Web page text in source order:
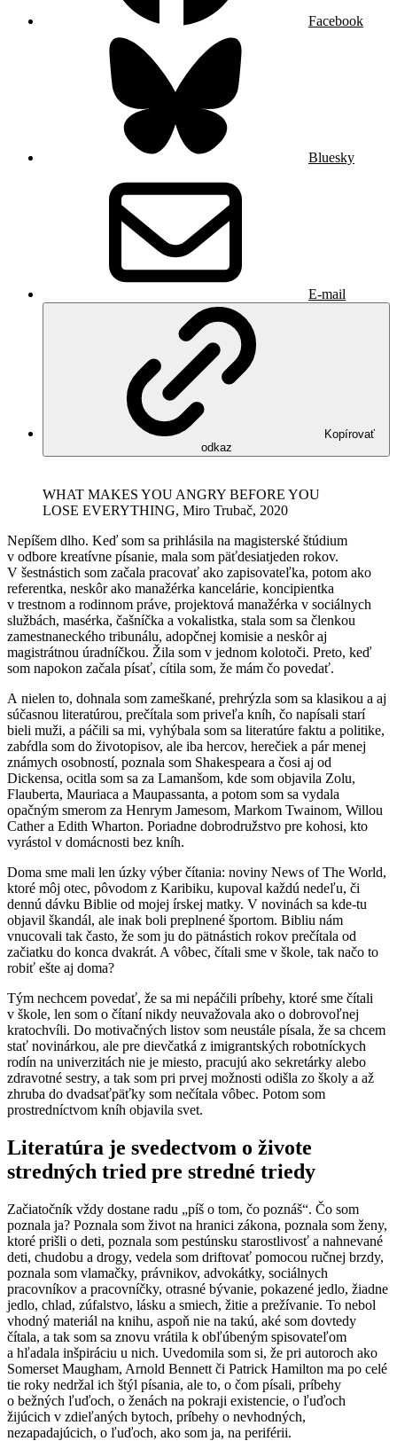
Facebook
Bluesky
E-mail
Kopírovať
odkaz
WHAT MAKES YOU ANGRY BEFORE YOU
LOSE EVERYTHING, Miro Trubač, 2020
Nepíšem dlho. Keď som sa prihlásila na magisterské štúdium
v odbore kreatívne písanie, mala som päťdesiatjeden rokov.
V šestnástich som začala pracovať ako zapisovateľka, potom ako
referentka, neskôr ako manažérka kancelárie, koncipientka
v trestnom a rodinnom práve, projektová manažérka v sociálnych
službách, masérka, čašníčka a vokalistka, stala som sa členkou
zamestnaneckého tribunálu, adopčnej komisie a neskôr aj
magistrátnou úradníčkou. Žila som v jednom kolotoči. Preto, keď
som napokon začala písať, cítila som, že mám čo povedať.
A nielen to, dohnala som zameškané, prehrýzla som sa klasikou a aj
súčasnou literatúrou, prečítala som priveľa kníh, čo napísali starí
bieli muži, a páčili sa mi, vyhýbala som sa literatúre faktu a politike,
zabŕdla som do životopisov, ale iba hercov, herečiek a pár menej
známych osobností, poznala som Shakespeara a čosi aj od
Dickensa, ocitla som sa za Lamanšom, kde som objavila Zolu,
Flauberta, Mauriaca a Maupassanta, a potom som sa vydala
opačným smerom za Henrym Jamesom, Markom Twainom, Willou
Cather a Edith Wharton. Poriadne dobrodružstvo pre kohosi, kto
vyrástol v domácnosti bez kníh.
Doma sme mali len úzky výber čítania: noviny News of The World,
ktoré môj otec, pôvodom z Karibiku, kupoval každú nedeľu, či
dennú dávku Biblie od mojej írskej matky. V novinách sa kde-tu
objavil škandál, ale inak boli preplnené športom. Bibliu nám
vnucovali tak často, že som ju do pätnástich rokov prečítala od
začiatku do konca dvakrát. A vôbec, čítali sme v škole, tak načo to
robiť ešte aj doma?
Tým nechcem povedať, že sa mi nepáčili príbehy, ktoré sme čítali
v škole, len som o čítaní nikdy neuvažovala ako o dobrovoľnej
kratochvíli. Do motivačných listov som neustále písala, že sa chcem
stať novinárkou, ale pre dievčatká z imigrantských robotníckych
rodín na univerzitách nie je miesto, pracujú ako sekretárky alebo
zdravotné sestry, a tak som pri prvej možnosti odišla zo školy a až
zhruba do dvadsaťpäťky som nečítala vôbec. Potom som
prostredníctvom kníh objavila svet.
Literatúra je svedectvom o živote
stredných tried pre stredné triedy
Začiatočník vždy dostane radu „píš o tom, čo poznáš“. Čo som
poznala ja? Poznala som život na hranici zákona, poznala som ženy,
ktoré prišli o deti, poznala som pestúnsku starostlivosť a nahnevané
deti, chudobu a drogy, vedela som driftovať pomocou ručnej brzdy,
poznala som vlamačky, právnikov, advokátky, sociálnych
pracovníkov a pracovníčky, otrasné bývanie, pokazené jedlo, žiadne
jedlo, chlad, zúfalstvo, lásku a smiech, žitie a prežívanie. To nebol
vhodný materiál na knihu, aspoň nie na takú, aké som dovtedy
čítala, a tak som sa znovu vrátila k obľúbeným spisovateľom
a hľadala inšpiráciu u nich. Uvedomila som si, že pri autoroch ako
Somerset Maugham, Arnold Bennett či Patrick Hamilton ma po celé
tie roky nedržal ich štýl písania, ale to, o čom písali, príbehy
o bežných ľuďoch, o ženách na pokraji existencie, o ľuďoch
žijúcich v zdieľaných bytoch, príbehy o nevhodných,
nezapadajúcich, o ľuďoch, ako som ja, na periférii.